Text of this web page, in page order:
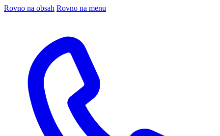
Rovno na obsah Rovno na menu